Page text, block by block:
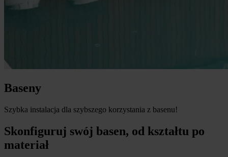
Baseny
Szybka instalacja dla szybszego korzystania z basenu!
Skonfiguruj swój basen, od kształtu po
materiał